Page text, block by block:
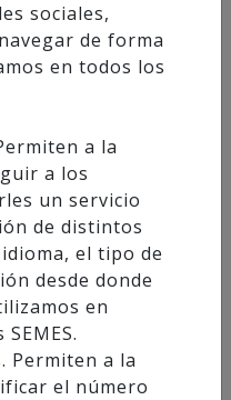
sociales,
de forma
en todos los
a la
a los
un servicio
de distintos
el tipo de
desde donde
en
Permiten a la
el número